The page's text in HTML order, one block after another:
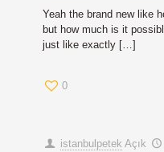
Yeah the brand new like
but how much is it
just like exactly […]
0
istanbulpetek Açık